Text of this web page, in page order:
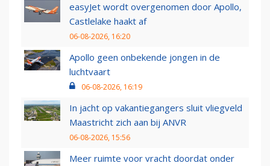
easyJet wordt overgenomen door Apollo,
Castlelake haakt af
06-08-2026, 16:20
Apollo geen onbekende jongen in de
luchtvaart
06-08-2026, 16:19
In jacht op vakantiegangers sluit vliegveld
Maastricht zich aan bij ANVR
06-08-2026, 15:56
Meer ruimte voor vracht doordat onder